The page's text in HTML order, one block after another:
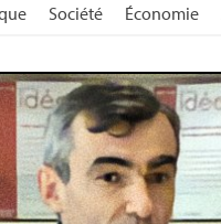
Société Économie